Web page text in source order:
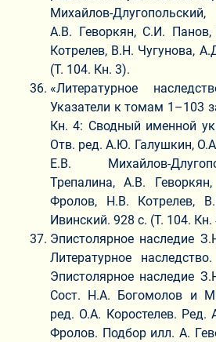
Михайлов-
А.В. Геворкян, С.И.
Котрелев, В.Н. Чугунова,
(Т. 104. Кн. 3).
«Литературное
Указатели к томам 1–103
Кн. 4: Сводный именной
Отв. ред. А.Ю. Галушкин,
Е.В. Михайлов-
Трепалина, А.В.
Фролов, Н.В. Котрелев,
Ивинский. 928 с. (Т. 104. Кн.
Эпистолярное наследие
Литературное
Эпистолярное наследие
Сост. Н.А. Богомолов и
ред. О.А. Коростелев. Ред.
Фролов. Подбор илл. А.